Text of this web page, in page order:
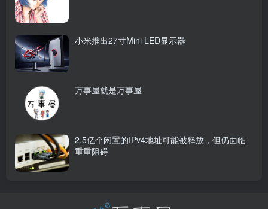
小米推出27寸Mini LED显示器
万事屋就是万事屋
2.5亿个闲置的IPv4地址可能被释放，但仍面临
重重阻碍